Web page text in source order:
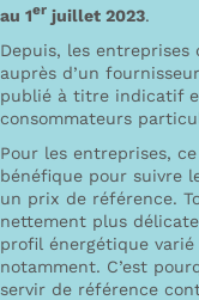
au 1er juillet 2023.
Depuis, les entreprises
auprès d’un
publié à titre indicatif
consommateurs
Pour les entreprises, ce
bénéfique pour suivre
un prix de référence.
nettement plus
profil énergétique
notamment. C’est
servir de référence